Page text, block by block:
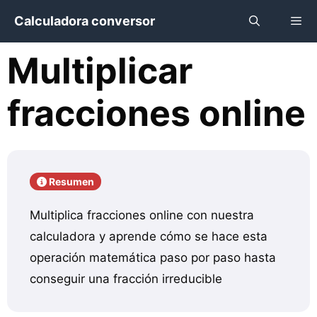
contenido
Calculadora conversor
Multiplicar
fracciones online
Resumen
Multiplica fracciones online con nuestra
calculadora y aprende cómo se hace esta
operación matemática paso por paso hasta
conseguir una fracción irreducible